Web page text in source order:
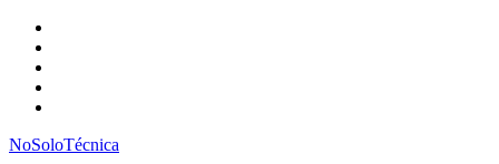
Saltar
contenido
NoSoloTécnica